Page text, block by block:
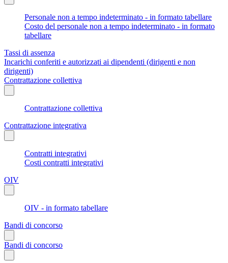
Personale non a tempo indeterminato - in formato tabellare
Costo del personale non a tempo indeterminato - in formato
tabellare
Tassi di assenza
Incarichi conferiti e autorizzati ai dipendenti (dirigenti e non
dirigenti)
Contrattazione collettiva
Contrattazione collettiva
Contrattazione integrativa
Contratti integrativi
Costi contratti integrativi
OIV
OIV - in formato tabellare
Bandi di concorso
Bandi di concorso